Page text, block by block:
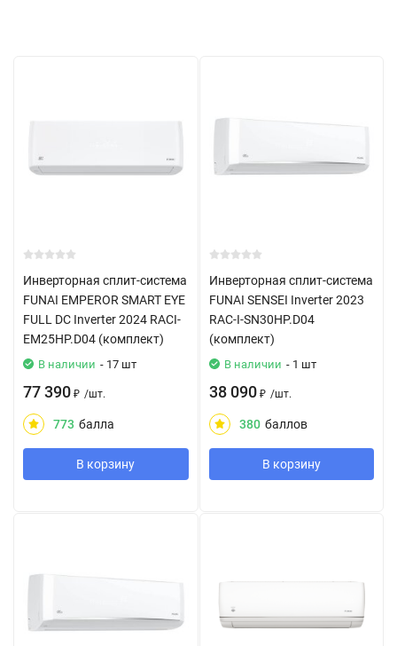
Инверторная сплит-система
FUNAI EMPEROR SMART EYE
FULL DC Inverter 2024 RACI-
EM25HP.D04 (комплект)
В наличии - 17 шт
77 390 ₽ /шт.
773 балла
В корзину
Инверторная сплит-система
FUNAI SENSEI Inverter 2023
RAC-I-SN30HP.D04
(комплект)
В наличии - 1 шт
38 090 ₽ /шт.
380 баллов
В корзину